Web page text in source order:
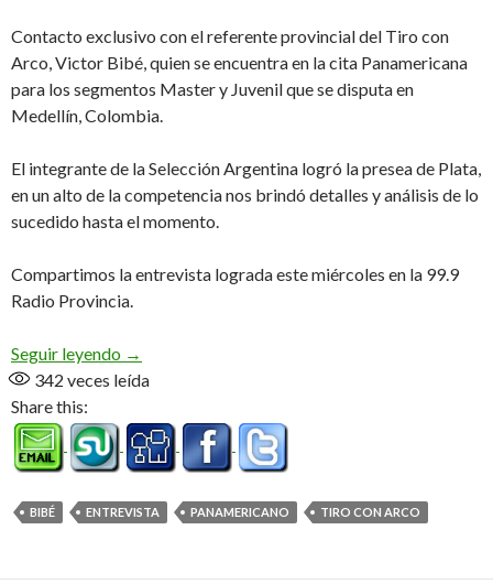
Contacto exclusivo con el referente provincial del Tiro con
Arco, Victor Bibé, quien se encuentra en la cita Panamericana
para los segmentos Master y Juvenil que se disputa en
Medellín, Colombia.
El integrante de la Selección Argentina logró la presea de Plata,
en un alto de la competencia nos brindó detalles y análisis de lo
sucedido hasta el momento.
Compartimos la entrevista lograda este miércoles en la 99.9
Radio Provincia.
Seguir leyendo «Fue la primera medalla del equipo nacional, la
→
342 veces leída
Share this:
BIBÉ ENTREVISTA PANAMERICANO TIRO CON ARCO